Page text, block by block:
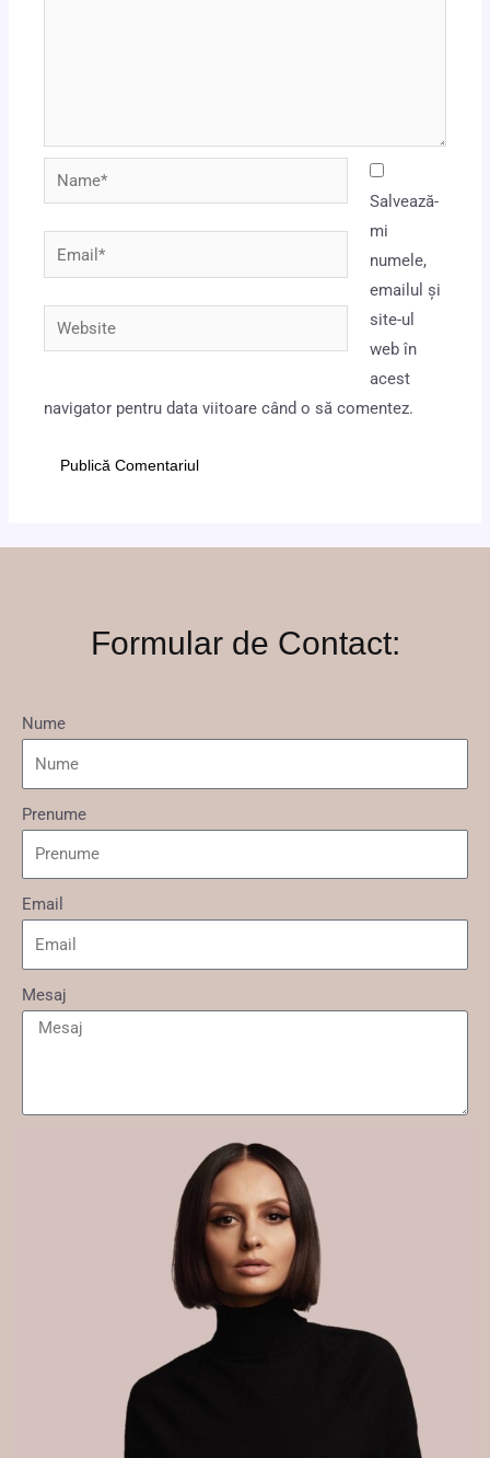
Name*
Email*
Website
Salvează-
mi
numele,
emailul și
site-ul
web în
acest
navigator pentru data viitoare când o să comentez.
Formular de Contact:
Nume
Prenume
Email
Mesaj
Trimite